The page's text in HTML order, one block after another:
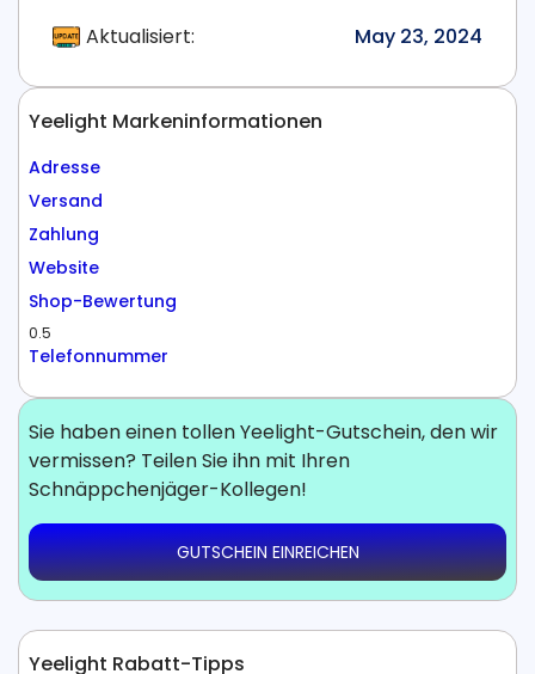
Aktualisiert: May 23, 2024
Yeelight Markeninformationen
Adresse
Versand
Zahlung
Website
Shop-Bewertung
0.5
Telefonnummer
Sie haben einen tollen Yeelight-Gutschein, den wir
vermissen? Teilen Sie ihn mit Ihren
Schnäppchenjäger-Kollegen!
GUTSCHEIN EINREICHEN
Yeelight Rabatt-Tipps